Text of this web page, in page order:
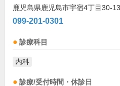
鹿児島県鹿児島市宇宿4丁目30-13
099-201-0301
診療科目
内科
診療/受付時間・休診日